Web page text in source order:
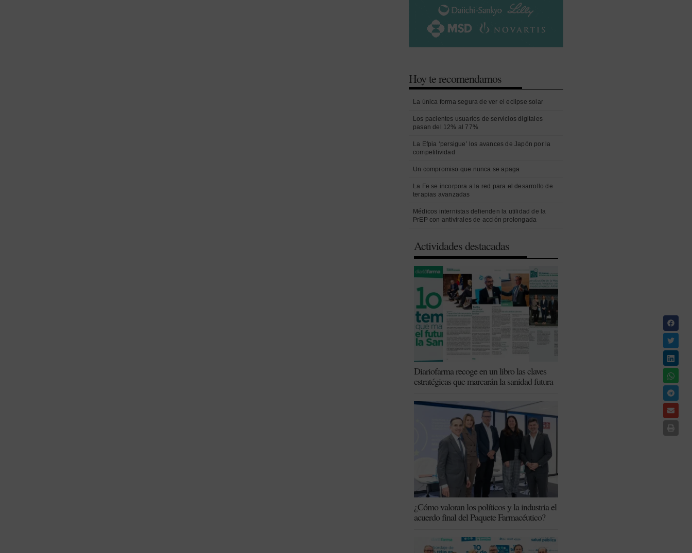
Hoy te recomendamos
La única forma segura de ver el eclipse solar
Los pacientes usuarios de servicios digitales
pasan del 12% al 77%
La Efpia ‘persigue’ los avances de Japón por la
competitividad
Un compromiso que nunca se apaga
La Fe se incorpora a la red para el desarrollo de
terapias avanzadas
Médicos internistas defienden la utilidad de la
PrEP con antivirales de acción prolongada
Actividades destacadas
Diariofarma recoge en un libro las claves
estratégicas que marcarán la sanidad futura
¿Cómo valoran los políticos y la industria el
acuerdo final del Paquete Farmacéutico?